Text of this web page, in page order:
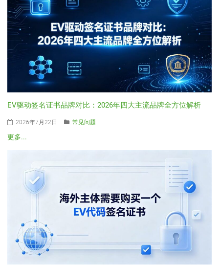
EV驱动签名证书品牌对比：2026年四大主流品牌全方位解析
2026年7月22日 常见问题
更多...